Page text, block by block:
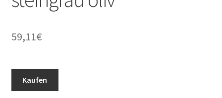
59,11€
Kaufen